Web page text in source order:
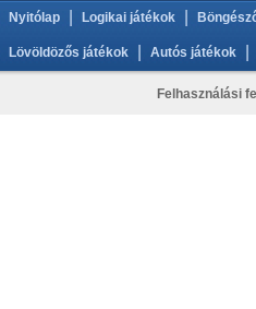
Nyitólap Logikai játékok
Lövöldözős játékok Autós játékok
Felhasználási